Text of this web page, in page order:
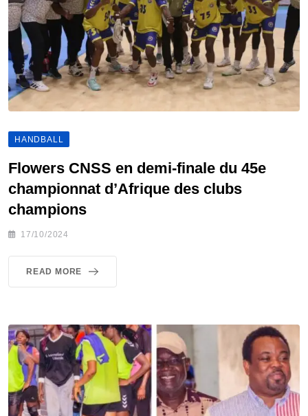
HANDBALL
Flowers CNSS en demi-finale du 45e
championnat d’Afrique des clubs
champions
17/10/2024
READ MORE